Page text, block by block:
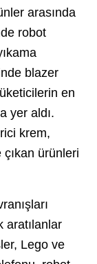
arasında
robot
blazer
en
yer aldı.
krem,
ürünleri
aratılanlar
Lego ve